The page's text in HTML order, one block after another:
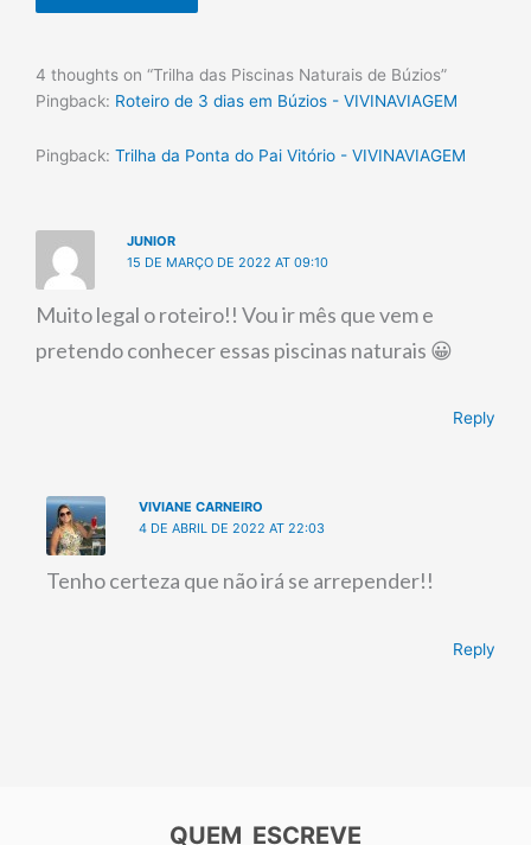
4 thoughts on “Trilha das Piscinas Naturais de Búzios”
Pingback: Roteiro de 3 dias em Búzios - VIVINAVIAGEM
Pingback: Trilha da Ponta do Pai Vitório - VIVINAVIAGEM
JUNIOR
15 DE MARÇO DE 2022 AT 09:10
Muito legal o roteiro!! Vou ir mês que vem e
pretendo conhecer essas piscinas naturais 😀
Reply
VIVIANE CARNEIRO
4 DE ABRIL DE 2022 AT 22:03
Tenho certeza que não irá se arrepender!!
Reply
QUEM ESCREVE